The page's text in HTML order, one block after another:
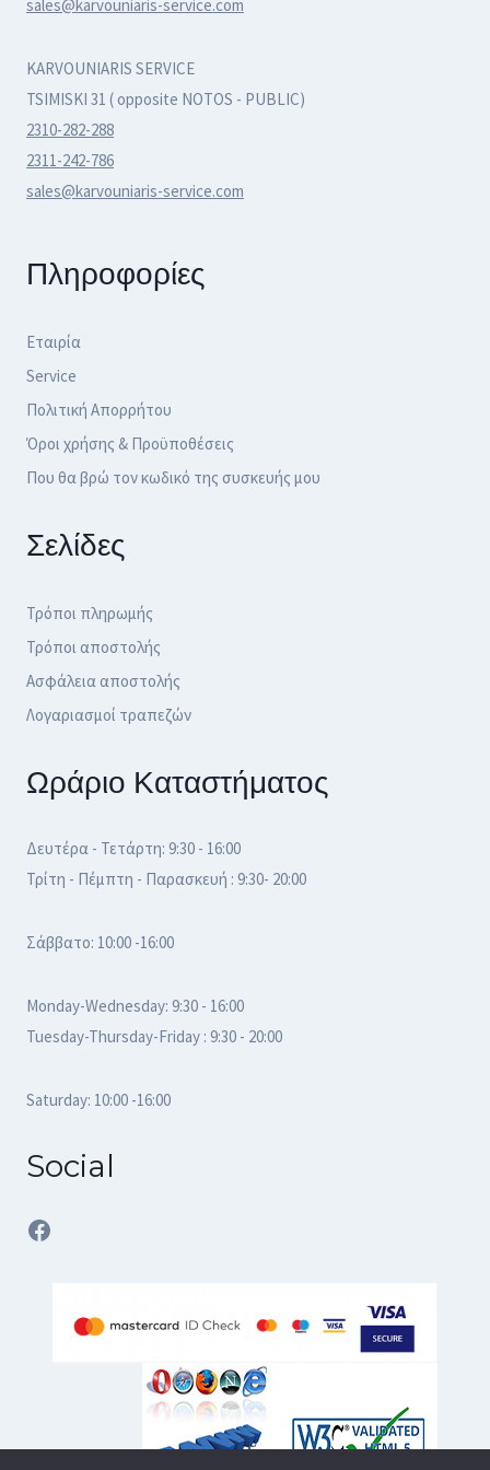
σελίδα
του
προϊόντος
του
sales@karvouniaris-service.com
KARVOUNIARIS SERVICE
TSIMISKI 31 ( opposite NOTOS - PUBLIC)
2310-282-288
2311-242-786
sales@karvouniaris-service.com
Πληροφορίες
Εταιρία
Service
Πολιτική Απορρήτου
Όροι χρήσης & Προϋποθέσεις
Που θα βρώ τον κωδικό της συσκευής μου
Σελίδες
Τρόποι πληρωμής
Τρόποι αποστολής
Ασφάλεια αποστολής
Λογαριασμοί τραπεζών
Ωράριο Καταστήματος
Δευτέρα - Τετάρτη: 9:30 - 16:00
Τρίτη - Πέμπτη - Παρασκευή : 9:30- 20:00
Σάββατο: 10:00 -16:00
Monday-Wednesday: 9:30 - 16:00
Tuesday-Thursday-Friday : 9:30 - 20:00
Saturday: 10:00 -16:00
Social
Facebook